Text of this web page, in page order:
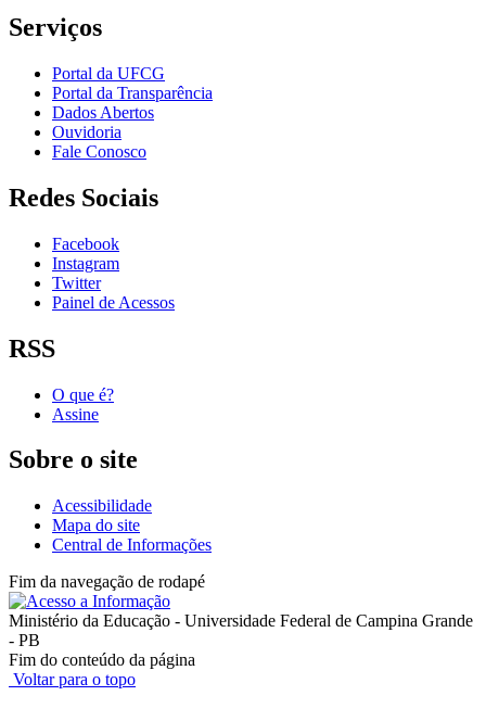
Serviços
Portal da UFCG
Portal da Transparência
Dados Abertos
Ouvidoria
Fale Conosco
Redes Sociais
Facebook
Instagram
Twitter
Painel de Acessos
RSS
O que é?
Assine
Sobre o site
Acessibilidade
Mapa do site
Central de Informações
Fim da navegação de rodapé
Ministério da Educação - Universidade Federal de Campina Grande
- PB
Fim do conteúdo da página
Voltar para o topo